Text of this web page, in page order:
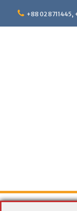
i
+88 02 8711445,